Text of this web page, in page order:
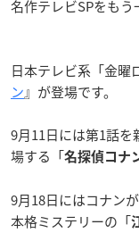
名作テレビSPをもう
日本テレビ系「金曜
ン』が登場です。
9月11日には第1話
場する「名探偵コナ
9月18日にはコナン
本格ミステリーの「